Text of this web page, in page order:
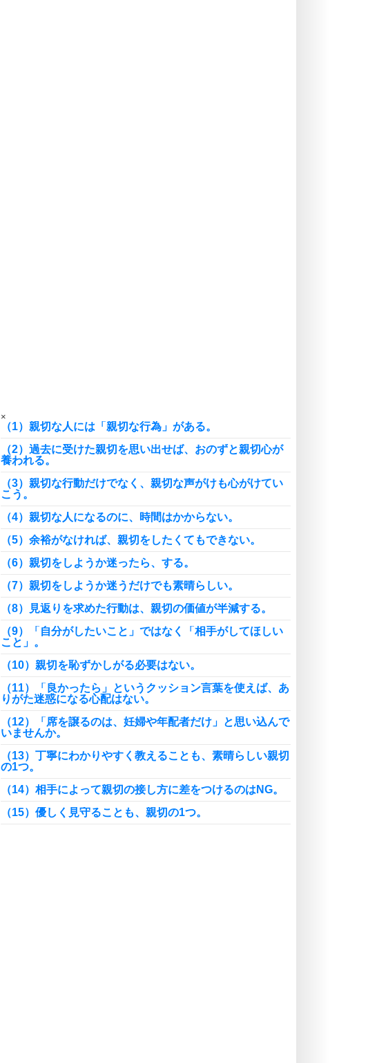
恋する人が知っておきたい30の大切なこと
×
（1）親切な人には「親切な行為」がある。
（2）過去に受けた親切を思い出せば、おのずと親切心が
養われる。
（3）親切な行動だけでなく、親切な声がけも心がけてい
こう。
（4）親切な人になるのに、時間はかからない。
（5）余裕がなければ、親切をしたくてもできない。
（6）親切をしようか迷ったら、する。
（7）親切をしようか迷うだけでも素晴らしい。
（8）見返りを求めた行動は、親切の価値が半減する。
（9）「自分がしたいこと」ではなく「相手がしてほしい
こと」。
（10）親切を恥ずかしがる必要はない。
（11）「良かったら」というクッション言葉を使えば、あ
りがた迷惑になる心配はない。
（12）「席を譲るのは、妊婦や年配者だけ」と思い込んで
いませんか。
（13）丁寧にわかりやすく教えることも、素晴らしい親切
の1つ。
（14）相手によって親切の接し方に差をつけるのはNG。
（15）優しく見守ることも、親切の1つ。